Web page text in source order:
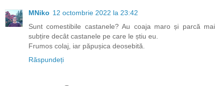
MNiko 12 octombrie 2022 la 23:42
Sunt comestibile castanele? Au coaja maro și parcă mai
subțire decât castanele pe care le știu eu.
Frumos colaj, iar păpușica deosebită.
Răspundeți